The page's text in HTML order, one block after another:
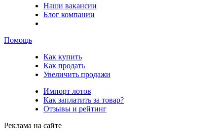
Наши вакансии
Блог компании
Помощь
Как купить
Как продать
Увеличить продажи
Импорт лотов
Как заплатить за товар?
Отзывы и рейтинг
Реклама на сайте